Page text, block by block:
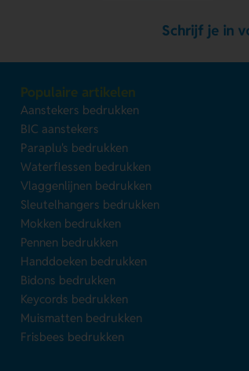
Schrijf je in
Populaire artikelen
Aanstekers bedrukken
BIC aanstekers
Paraplu's bedrukken
Waterflessen bedrukken
Vlaggenlijnen bedrukken
Sleutelhangers bedrukken
Mokken bedrukken
Pennen bedrukken
Handdoeken bedrukken
Bidons bedrukken
Keycords bedrukken
Muismatten bedrukken
Frisbees bedrukken